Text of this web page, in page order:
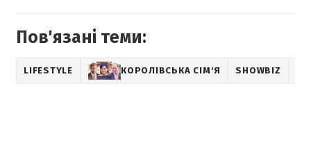
Пов'язані теми:
LIFESTYLE КОРОЛІВСЬКА СІМ'Я SHOWBIZ